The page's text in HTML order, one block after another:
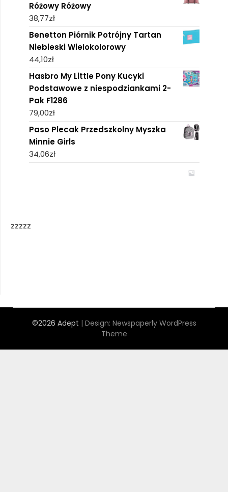
Różowy Różowy
38,77zł
Benetton Piórnik Potrójny Tartan
Niebieski Wielokolorowy
44,10zł
Hasbro My Little Pony Kucyki
Podstawowe z niespodziankami 2-
Pak F1286
79,00zł
Paso Plecak Przedszkolny Myszka
Minnie Girls
34,06zł
zzzzz
©2026 Adept | Design: Newspaperly WordPress
Theme